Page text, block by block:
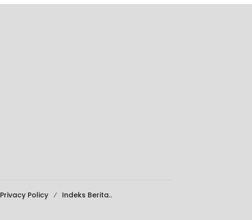
Privacy Policy
Indeks Berita..